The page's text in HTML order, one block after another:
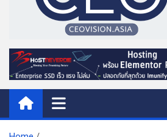
e
t
CEO VISION.ASIA
Business & Lifestyle